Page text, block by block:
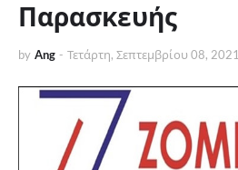
Παρασκευής
by Ang - Τετάρτη, Σεπτεμβρίου 08, 2021